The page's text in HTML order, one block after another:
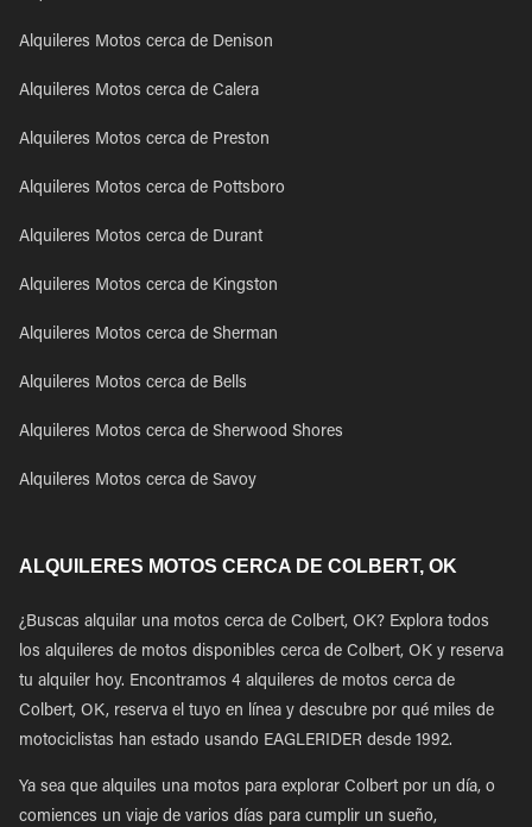
Alquileres Motos cerca de Denison
Alquileres Motos cerca de Calera
Alquileres Motos cerca de Preston
Alquileres Motos cerca de Pottsboro
Alquileres Motos cerca de Durant
Alquileres Motos cerca de Kingston
Alquileres Motos cerca de Sherman
Alquileres Motos cerca de Bells
Alquileres Motos cerca de Sherwood Shores
Alquileres Motos cerca de Savoy
ALQUILERES MOTOS CERCA DE COLBERT, OK
¿Buscas alquilar una motos cerca de Colbert, OK? Explora todos
los alquileres de motos disponibles cerca de Colbert, OK y reserva
tu alquiler hoy. Encontramos 4 alquileres de motos cerca de
Colbert, OK, reserva el tuyo en línea y descubre por qué miles de
motociclistas han estado usando EAGLERIDER desde 1992.
Ya sea que alquiles una motos para explorar Colbert por un día, o
comiences un viaje de varios días para cumplir un sueño,